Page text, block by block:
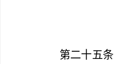
第二十五条